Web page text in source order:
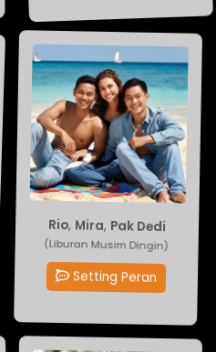
Rio,Mira,Pak Dedi
(Liburan Musim Dingin)
Setting Peran